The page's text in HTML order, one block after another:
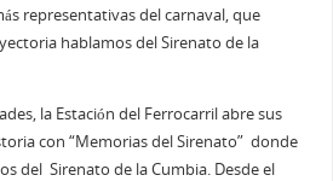
representativas del carnaval, que
hablamos del Sirenato de la
la Estación del Ferrocarril abre sus
con “Memorias del Sirenato” donde
del Sirenato de la Cumbia. Desde el